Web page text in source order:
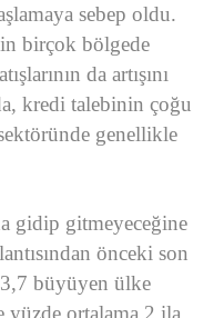
sebep oldu.
birçok bölgede
da artışını
kredi talebinin çoğu
genellikle
gidip gitmeyeceğine
önceki son
büyüyen ülke